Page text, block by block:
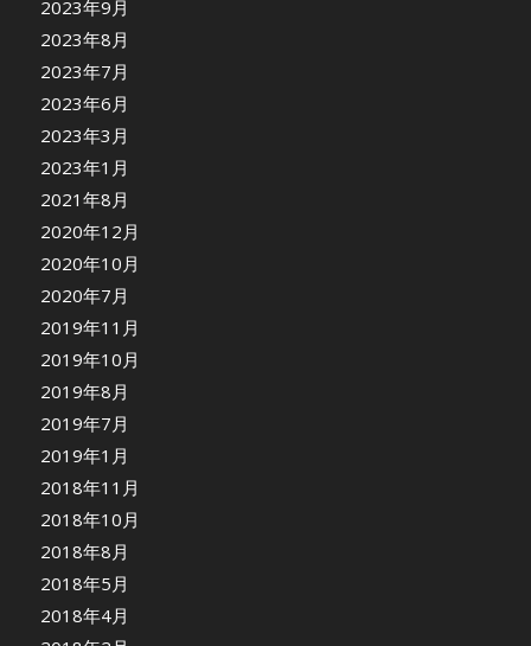
2023年9月
2023年8月
2023年7月
2023年6月
2023年3月
2023年1月
2021年8月
2020年12月
2020年10月
2020年7月
2019年11月
2019年10月
2019年8月
2019年7月
2019年1月
2018年11月
2018年10月
2018年8月
2018年5月
2018年4月